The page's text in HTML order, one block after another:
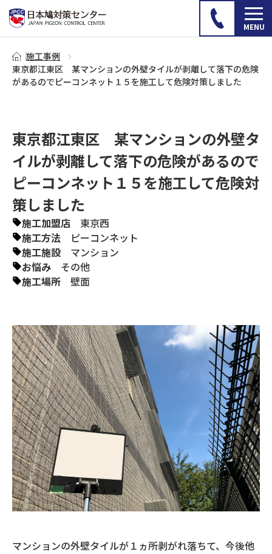
施工事例
東京都江東区 某マンションの外壁タイルが剥離して落下の危険
があるのでピーコンネット１５を施工して危険対策しました
東京都江東区 某マンションの外壁タ
イルが剥離して落下の危険があるので
ピーコンネット１５を施工して危険対
策しました
施工加盟店
東京西
施工方法
ピーコンネット
施工施設
マンション
お悩み
その他
施工場所
壁面
マンションの外壁タイルが１ヵ所剥がれ落ちて、今後他